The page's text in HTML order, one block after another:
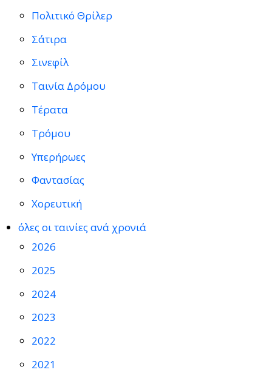
Πολιτικό Θρίλερ
Σάτιρα
Σινεφίλ
Ταινία Δρόμου
Τέρατα
Τρόμου
Υπερήρωες
Φαντασίας
Χορευτική
όλες οι ταινίες ανά χρονιά
2026
2025
2024
2023
2022
2021